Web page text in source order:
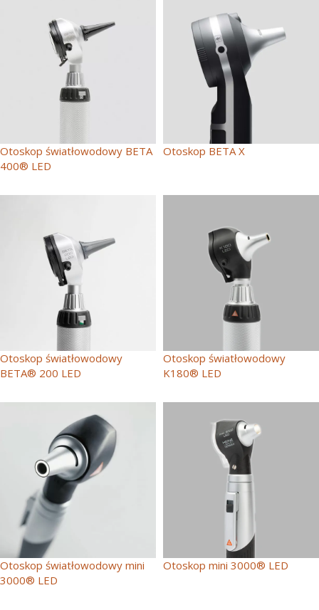
Otoskop światłowodowy BETA
400® LED
Otoskop BETA X
Otoskop światłowodowy
BETA® 200 LED
Otoskop światłowodowy
K180® LED
Otoskop światłowodowy mini
3000® LED
Otoskop mini 3000® LED